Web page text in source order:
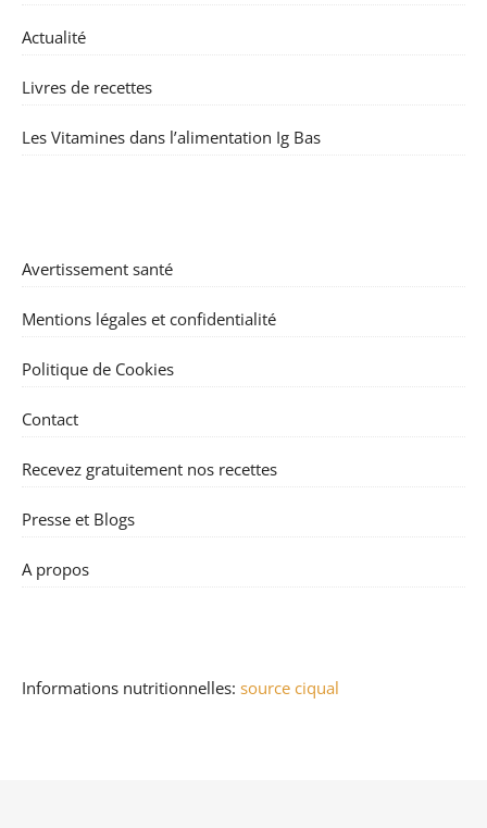
Actualité
Livres de recettes
Les Vitamines dans l’alimentation Ig Bas
Avertissement santé
Mentions légales et confidentialité
Politique de Cookies
Contact
Recevez gratuitement nos recettes
Presse et Blogs
A propos
Informations nutritionnelles: source ciqual